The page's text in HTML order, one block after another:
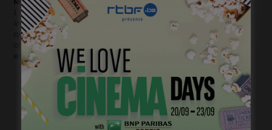
L’Âge des ténèbresde Denys Arcand ou
Les Amours
imaginaires etLaurence Anyways
de Xavier Dolan. C’est là
que David Lambert l’a repérée pour en faire son premier
choix. Comme elle n’a pas la moindre pointe d’accent, elle
est une parfaite Audrey belge.